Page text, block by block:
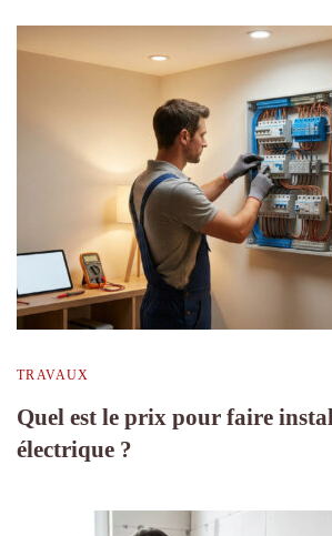
TRAVAUX
Quel est le prix pour faire
électrique ?